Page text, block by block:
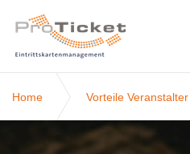
Home Vorteile Veranstalter
Zutrittskontrolle